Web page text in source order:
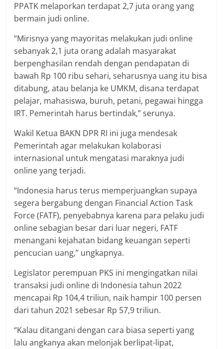
PPATK melaporkan terdapat 2,7 juta orang yang
bermain judi online.
“Mirisnya yang mayoritas melakukan judi online
sebanyak 2,1 juta orang adalah masyarakat
berpenghasilan rendah dengan pendapatan di
bawah Rp 100 ribu sehari, seharusnya uang itu bisa
ditabung, atau belanja ke UMKM, disana terdapat
pelajar, mahasiswa, buruh, petani, pegawai hingga
IRT. Pemerintah harus bertindak,” serunya.
Wakil Ketua BAKN DPR RI ini juga mendesak
Pemerintah agar melakukan kolaborasi
internasional untuk mengatasi maraknya judi
online yang terjadi.
“Indonesia harus terus memperjuangkan supaya
segera bergabung dengan Financial Action Task
Force (FATF), penyebabnya karena para pelaku judi
online sebagian besar dari luar negeri, FATF
menangani kejahatan bidang keuangan seperti
pencucian uang,” ungkapnya.
Legislator perempuan PKS ini mengingatkan nilai
transaksi judi online di Indonesia tahun 2022
mencapai Rp 104,4 triliun, naik hampir 100 persen
dari tahun 2021 sebesar Rp 57,9 triliun.
“Kalau ditangani dengan cara biasa seperti yang
lalu angkanya akan melonjak berlipat-lipat,